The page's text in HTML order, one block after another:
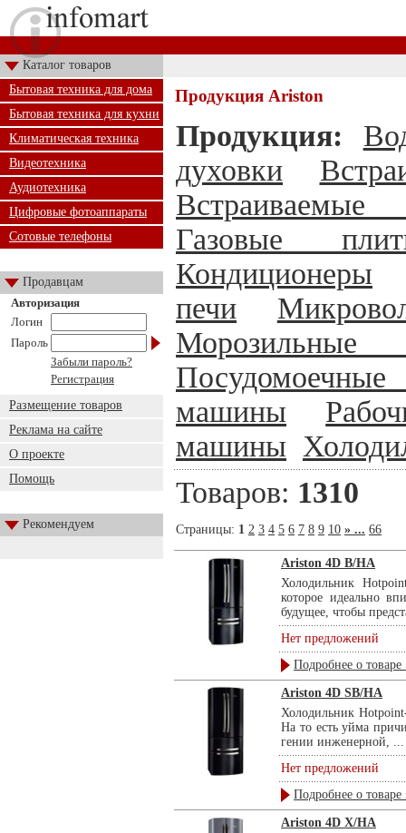
Каталог товаров
Бытовая техника для дома
Бытовая техника для кухни
Климатическая техника
Видеотехника
Аудиотехника
Цифровые фотоаппараты
Сотовые телефоны
Продавцам
Авторизация
Логин
Пароль
Забыли пароль?
Регистрация
Размещение товаров
Реклама на сайте
О проекте
Помощь
Рекомендуем
Продукция Ariston
Продукция:
духовки
Встраиваемые
Газовые
Кондиционеры
печи
Морозильные
машины
машины
Товаров: 1310
Страницы: 1 2 3 4 5 6 7 8 9 10 » ... 66
Ariston 4D B/HA
Холодильник
которое идеально
будущее, чтобы
Нет предложений
Подробнее о товаре
Ariston 4D SB/HA
Холодильник
На то есть уйма
гении инженерной, ...
Нет предложений
Подробнее о товаре
Ariston 4D X/HA